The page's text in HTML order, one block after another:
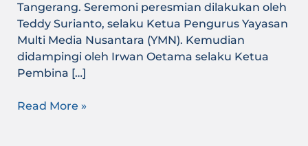
Tangerang. Seremoni peresmian dilakukan oleh
Teddy Surianto, selaku Ketua Pengurus Yayasan
Multi Media Nusantara (YMN). Kemudian
didampingi oleh Irwan Oetama selaku Ketua
Pembina […]
Read More »